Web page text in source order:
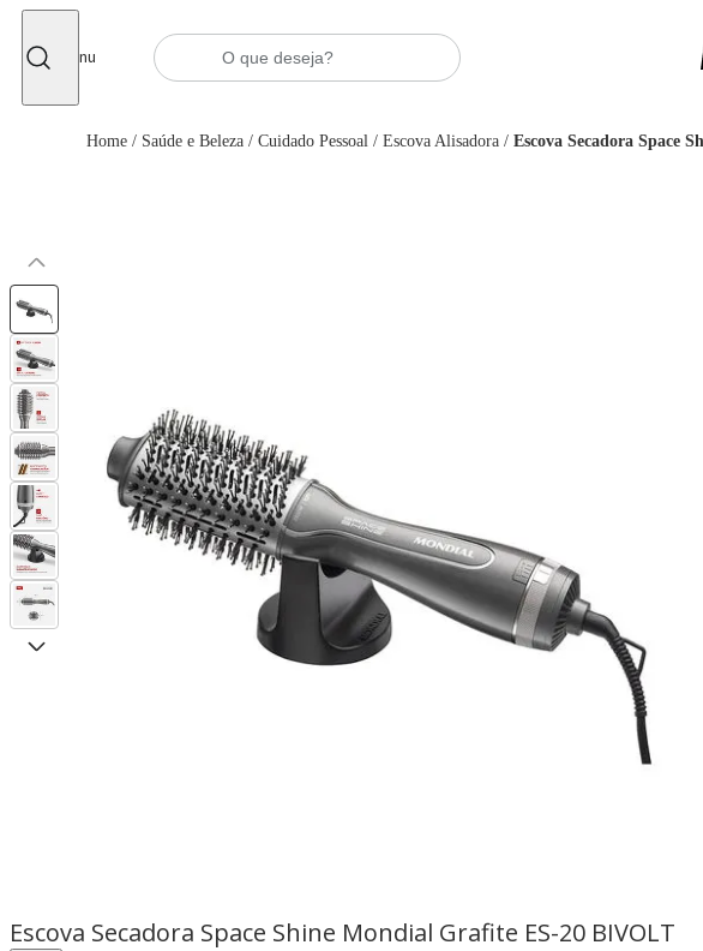
Menu
Home / Saúde e Beleza / Cuidado Pessoal / Escova Alisadora / Escova Secadora Space
Escova Secadora Space Shine Mondial Grafite ES-20 BIVOLT